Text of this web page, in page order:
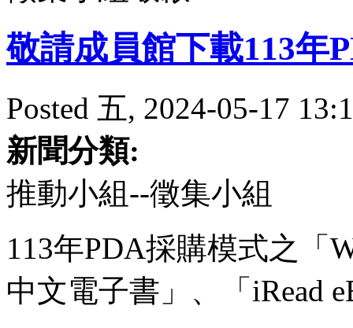
敬請成員館下載113年
Posted 五, 2024-05-17
新聞分類:
推動小組--徵集小組
113年PDA採購模式之「
中文電子書」、「iRead